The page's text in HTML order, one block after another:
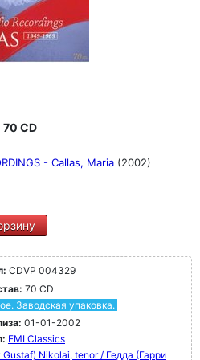
70 CD
- Callas, Maria (2002)
CDVP 004329
70 CD
Заводская упаковка.
01-01-2002
EMI Classics
Gustaf) Nikolai, tenor / Гедда (Гарри